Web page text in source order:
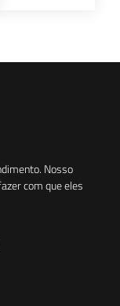
Nosso
com que eles